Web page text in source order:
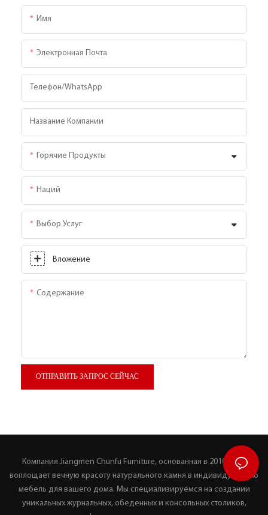
Имя
Электронная Почта
Телефон/WhatsApp
Название Компании
Горячие Продукты
Наций
Выбор Услуг
Вложение
Содержание
ОТПРАВИТЬ ЗАПРОС СЕЙЧАС
Компания Jiangmen Chunfu Furniture, основанная в 2010 году,
воплощает вечную красоту натурального камня в индивидуальную
мебель для вашего дома. Мы специализируемся на создании
уникальных журнальных, обеденных и консольных столиков,